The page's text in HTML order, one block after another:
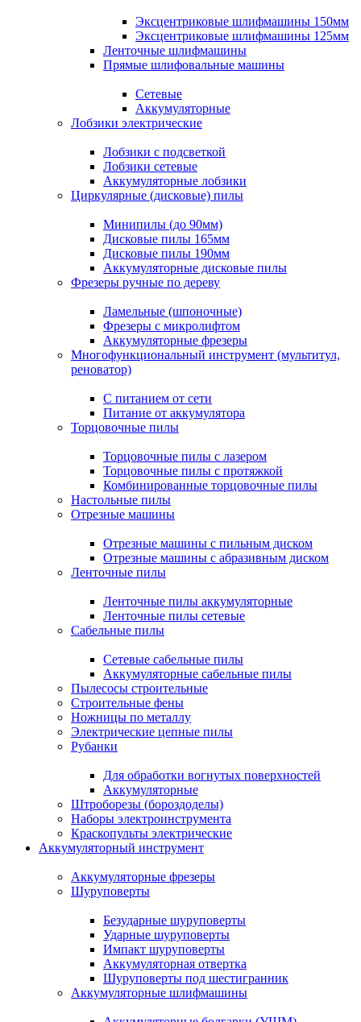
Эксцентриковые шлифмашины 150мм
Эксцентриковые шлифмашины 125мм
Ленточные шлифмашины
Прямые шлифовальные машины
Сетевые
Аккумуляторные
Лобзики электрические
Лобзики с подсветкой
Лобзики сетевые
Аккумуляторные лобзики
Циркулярные (дисковые) пилы
Минипилы (до 90мм)
Дисковые пилы 165мм
Дисковые пилы 190мм
Аккумуляторные дисковые пилы
Фрезеры ручные по дереву
Ламельные (шпоночные)
Фрезеры с микролифтом
Аккумуляторные фрезеры
Многофункциональный инструмент (мультитул,
реноватор)
С питанием от сети
Питание от аккумулятора
Торцовочные пилы
Торцовочные пилы с лазером
Торцовочные пилы с протяжкой
Комбинированные торцовочные пилы
Настольные пилы
Отрезные машины
Отрезные машины с пильным диском
Отрезные машины с абразивным диском
Ленточные пилы
Ленточные пилы аккумуляторные
Ленточные пилы сетевые
Сабельные пилы
Сетевые сабельные пилы
Аккумуляторные сабельные пилы
Пылесосы строительные
Строительные фены
Ножницы по металлу
Электрические цепные пилы
Рубанки
Для обработки вогнутых поверхностей
Аккумуляторные
Штроборезы (бороздоделы)
Наборы электроинструмента
Краскопульты электрические
Аккумуляторный инструмент
Аккумуляторные фрезеры
Шуруповерты
Безударные шуруповерты
Ударные шуруповерты
Импакт шуруповерты
Аккумуляторная отвертка
Шуруповерты под шестигранник
Аккумуляторные шлифмашины